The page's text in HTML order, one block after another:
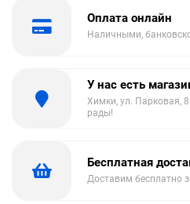
Оплата онлайн
Наличными,
У нас есть
Химки, ул. Парковая,
рады!
Бесплатная
Доставим бесплатно